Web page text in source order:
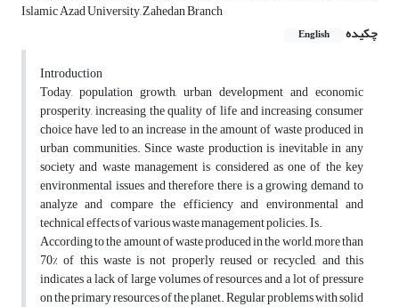
Islamic Azad University, Zahedan Branch
چکیده
English
Introduction
Today, population growth, urban development and economic
prosperity, increasing the quality of life and increasing consumer
choice have led to an increase in the amount of waste produced in
urban communities. Since waste production is inevitable in any
society and waste management is considered as one of the key
environmental issues and therefore there is a growing demand to
analyze and compare the efficiency and environmental and
technical effects of various waste management policies. Is.
According to the amount of waste produced in the world, more than
70% of this waste is not properly reused or recycled, and this
indicates a lack of large volumes of resources and a lot of pressure
on the primary resources of the planet. Regular problems with solid